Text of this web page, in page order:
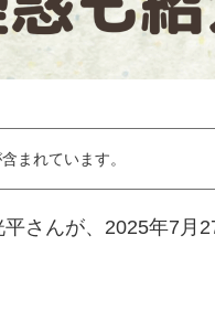
まれています。
さんが、2025年7月